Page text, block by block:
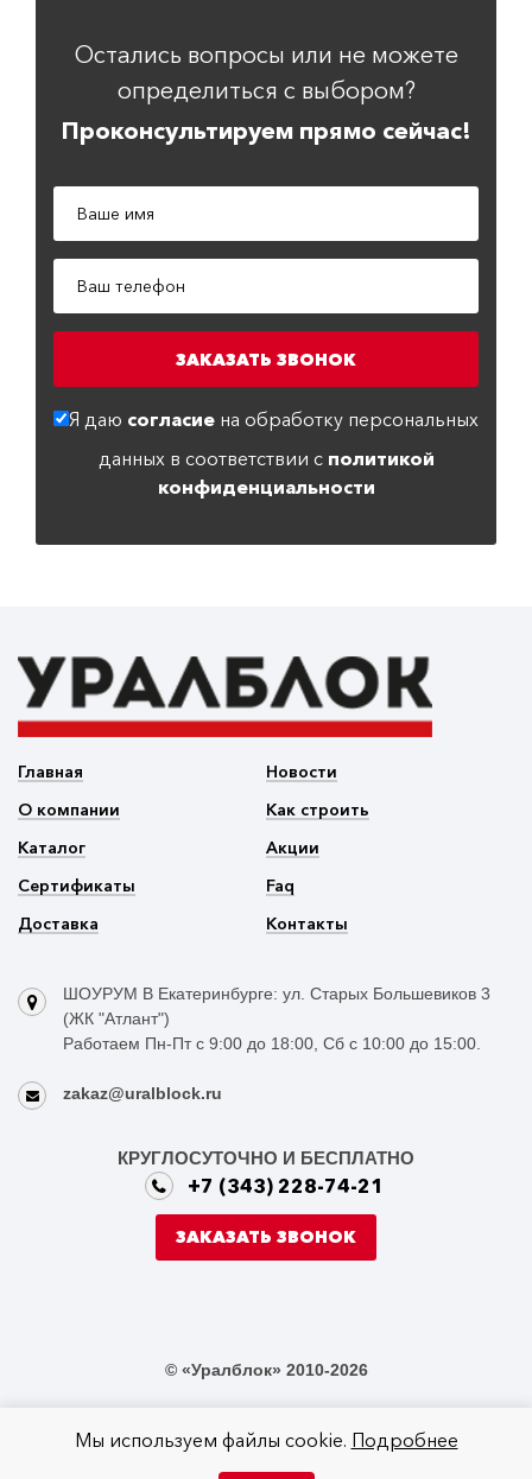
Остались вопросы или не можете
определиться с выбором?
Проконсультируем прямо сейчас!
Я даю согласие на обработку персональных
данных в соответствии с политикой
конфиденциальности
Главная
О компании
Каталог
Сертификаты
Доставка
Новости
Как строить
Акции
Faq
Контакты
ШОУРУМ В Екатеринбурге: ул. Старых Большевиков 3
(ЖК "Атлант")
Работаем Пн-Пт с 9:00 до 18:00, Сб с 10:00 до 15:00.
zakaz@uralblock.ru
КРУГЛОСУТОЧНО И БЕСПЛАТНО
+7 (343) 228-74-21
ЗАКАЗАТЬ ЗВОНОК
© «Уралблок» 2010-2026
Не является публичной офертой в соответствии со статьей 437 ГК РФ
Мы используем файлы cookie. Подробнее